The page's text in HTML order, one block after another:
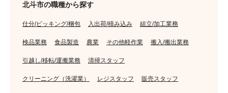
北斗市の職種から探す
仕分/ピッキング/梱包 入出荷/積み込み 組立/加工業務
検品業務 食品製造 農業 その他軽作業 搬入/搬出業務
引越し/移転/運搬業務 清掃スタッフ
クリーニング（洗濯業） レジスタッフ 販売スタッフ